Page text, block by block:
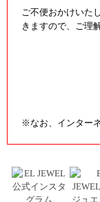
ご不便おかけいた
きますので、ご理
※なお、インター